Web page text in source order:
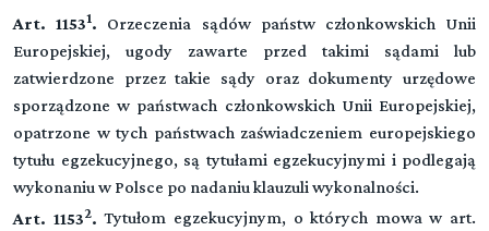
Art. 11531. Orzeczenia sądów państw członkowskich Unii
Europejskiej, ugody zawarte przed takimi sądami lub
zatwierdzone przez takie sądy oraz dokumenty urzędowe
sporządzone w państwach członkowskich Unii Europejskiej,
opatrzone w tych państwach zaświadczeniem europejskiego
tytułu egzekucyjnego, są tytułami egzekucyjnymi i podlegają
wykonaniu w Polsce po nadaniu klauzuli wykonalności.
Art. 11532. Tytułom egzekucyjnym, o których mowa w art.
obcych lub rozstrzygnięć innych organów państw
obcych oraz ugód zawartych przed takimi sądami i
organami lub przez nie zatwierdzonych
Tytuł III Wykonalność orzeczeń sądów państw
członkowskich Unii Europejskiej, ugód zawartych
przed takimi sądami lub zatwierdzonych przez